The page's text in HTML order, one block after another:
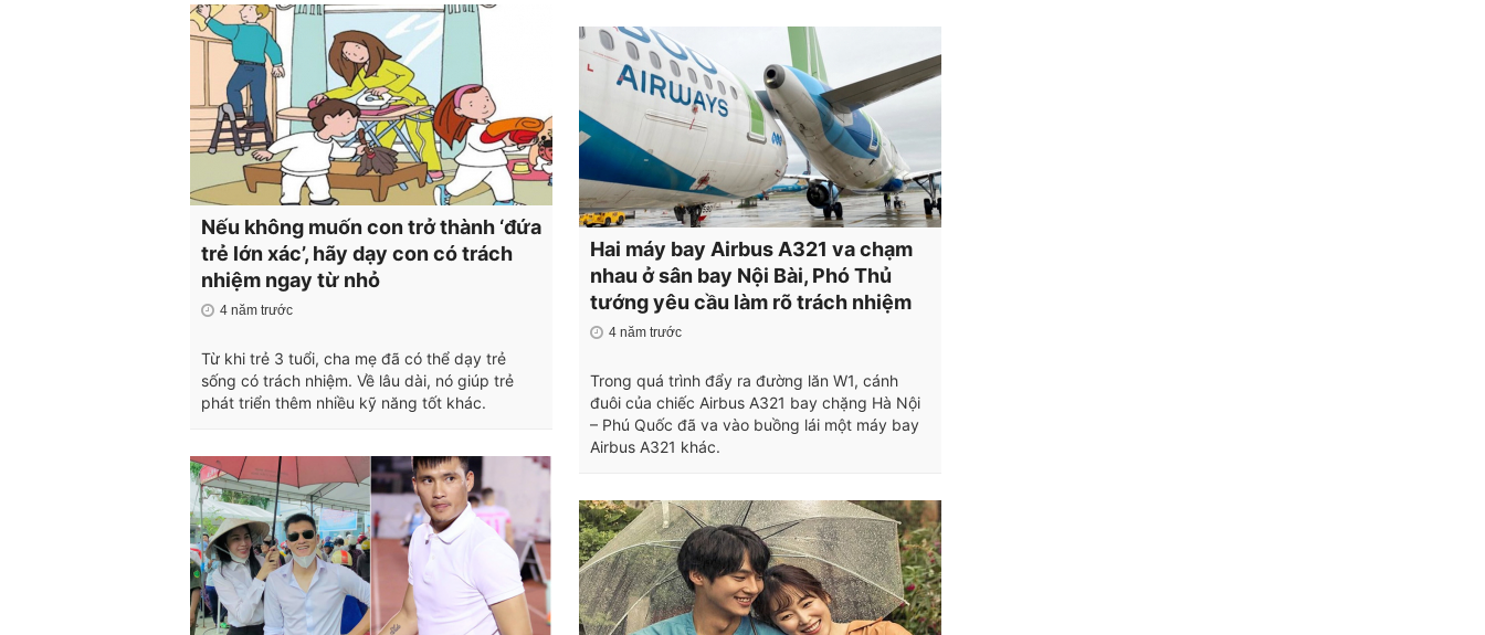
Nếu không muốn con trở thành ‘đứa
trẻ lớn xác’, hãy dạy con có trách
nhiệm ngay từ nhỏ
4 năm trước
Từ khi trẻ 3 tuổi, cha mẹ đã có thể dạy trẻ
sống có trách nhiệm. Về lâu dài, nó giúp trẻ
phát triển thêm nhiều kỹ năng tốt khác.
Hai máy bay Airbus A321 va chạm
nhau ở sân bay Nội Bài, Phó Thủ
tướng yêu cầu làm rõ trách nhiệm
4 năm trước
Trong quá trình đẩy ra đường lăn W1, cánh
đuôi của chiếc Airbus A321 bay chặng Hà Nội
– Phú Quốc đã va vào buồng lái một máy bay
Airbus A321 khác.